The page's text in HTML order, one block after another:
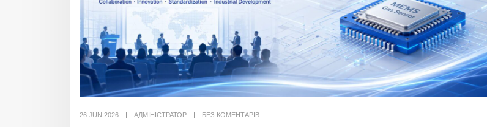
26 JUN 2026 АДМІНІСТРАТОР БЕЗ КОМЕНТАРІВ